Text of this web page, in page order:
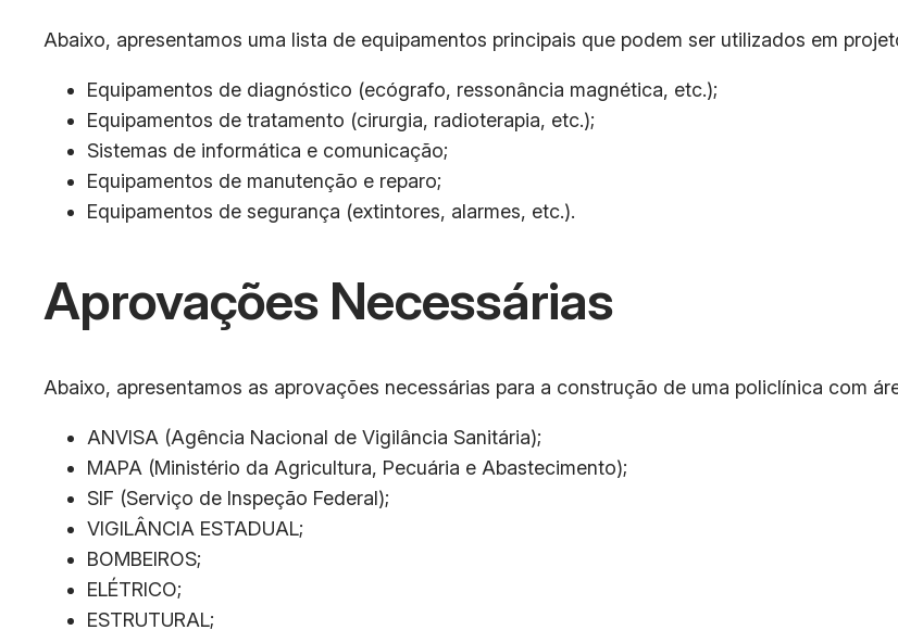
Abaixo, apresentamos uma lista de equipamentos principais que podem ser utilizados em
Equipamentos de diagnóstico (ecógrafo, ressonância magnética, etc.);
Equipamentos de tratamento (cirurgia, radioterapia, etc.);
Sistemas de informática e comunicação;
Equipamentos de manutenção e reparo;
Equipamentos de segurança (extintores, alarmes, etc.).
Aprovações Necessárias
Abaixo, apresentamos as aprovações necessárias para a construção de uma policlínica com
ANVISA (Agência Nacional de Vigilância Sanitária);
MAPA (Ministério da Agricultura, Pecuária e Abastecimento);
SIF (Serviço de Inspeção Federal);
VIGILÂNCIA ESTADUAL;
BOMBEIROS;
ELÉTRICO;
ESTRUTURAL;